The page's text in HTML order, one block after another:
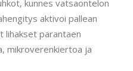
kunnes vatsaontelon
aktivoi pallean
lihakset parantaen
mikroverenkiertoa ja